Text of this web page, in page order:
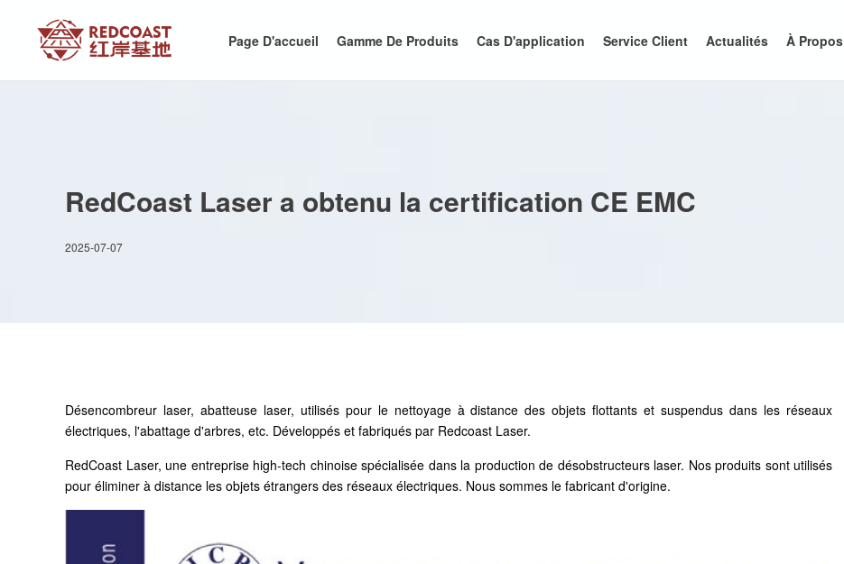
Page D'accueil Gamme De Produits Cas D'application Service Client Actualités À Propos
RedCoast Laser a obtenu la certification CE EMC
2025-07-07
Désencombreur laser, abatteuse laser, utilisés pour le nettoyage à distance des objets flottants et suspendus dans les réseaux
électriques, l'abattage d'arbres, etc. Développés et fabriqués par Redcoast Laser.
RedCoast Laser, une entreprise high-tech chinoise spécialisée dans la production de désobstructeurs laser. Nos produits sont utilisés
pour éliminer à distance les objets étrangers des réseaux électriques. Nous sommes le fabricant d'origine.